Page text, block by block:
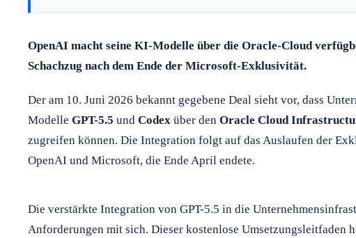
OpenAI macht seine KI-Modelle über die Oracle-Cloud
Schachzug nach dem Ende der Microsoft-Exklusivität.
Der am 10. Juni 2026 bekannt gegebene Deal sieht vor, dass
Modelle GPT-5.5 und Codex über den Oracle Cloud
zugreifen können. Die Integration folgt auf das Auslaufen der
OpenAI und Microsoft, die Ende April endete.
Die verstärkte Integration von GPT-5.5 in die
Anforderungen mit sich. Dieser kostenlose Umsetzungsleitfaden